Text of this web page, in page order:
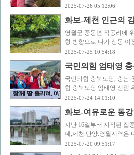
2025-07-26 05:12:06
화보-제천 인근의
영월군 중동면 직동리에
항 방향으로 나가 상동
2025-07-25 10:54:18
국민의힘 엄태영
국민의힘 충북도당, 충남
힘 충북도당 엄태영 신임
2025-07-24 14:01:10
화보-여유로운 동
지난 16일부터 시작된 집
데,제천.단양.영월지역은
2025-07-20 09:51:17